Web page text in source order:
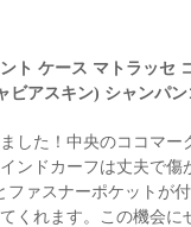
ト ケース マトラッセ
アスキン) シャンパ
した！中央のココマ
ンドカーフは丈夫で
ァスナーポケットが
くれます。この機会に